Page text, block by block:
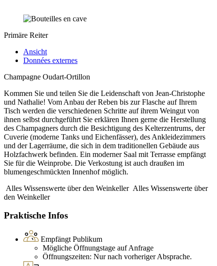
Primäre Reiter
Ansicht
Données externes
Champagne Oudart-Ortillon
Kommen Sie und teilen Sie die Leidenschaft von Jean-Christophe
und Nathalie! Vom Anbau der Reben bis zur Flasche auf Ihrem
Tisch werden die verschiedenen Schritte auf ihrem Weingut von
ihnen selbst durchgeführt Sie erklären Ihnen gerne die Herstellung
des Champagners durch die Besichtigung des Kelterzentrums, der
Cuverie (moderne Tanks und Eichenfässer), des Ankleidezimmers
und der Lagerräume, die sich in dem traditionellen Gebäude aus
Holzfachwerk befinden. Ein moderner Saal mit Terrasse empfängt
Sie für die Weinprobe. Die Verkostung ist auch draußen im
blumengeschmückten Innenhof möglich.
Alles Wissenswerte über den Weinkeller Alles Wissenswerte über
den Weinkeller
Praktische Infos
Empfängt Publikum
Mögliche Öffnungstage auf Anfrage
Öffnungszeiten: Nur nach vorheriger Absprache.